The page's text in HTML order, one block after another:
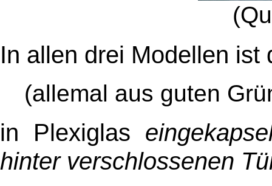
In allen drei Modellen
(allemal aus guten
in Plexiglas
hinter verschlossenen